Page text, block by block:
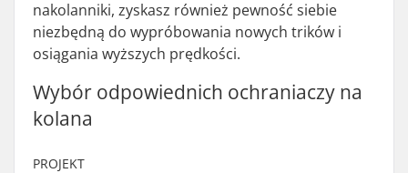
nakolanniki, zyskasz również pewność siebie
niezbędną do wypróbowania nowych trików i
osiągania wyższych prędkości.
Wybór odpowiednich ochraniaczy na
kolana
PROJEKT